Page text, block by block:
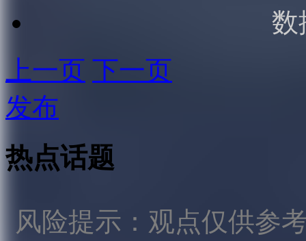
数
上一页 下一页
发布
热点话题
风险提示：观点仅供参